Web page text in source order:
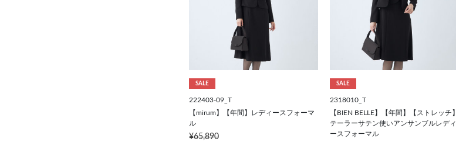
SALE
222403-09_T
【mirum】【年間】レディースフォーマ
ル
¥65,890
SALE
2318010_T
【BIEN BELLE】【年間】【ストレッチ】
テーラーサテン使いアンサンブルレディ
ースフォーマル